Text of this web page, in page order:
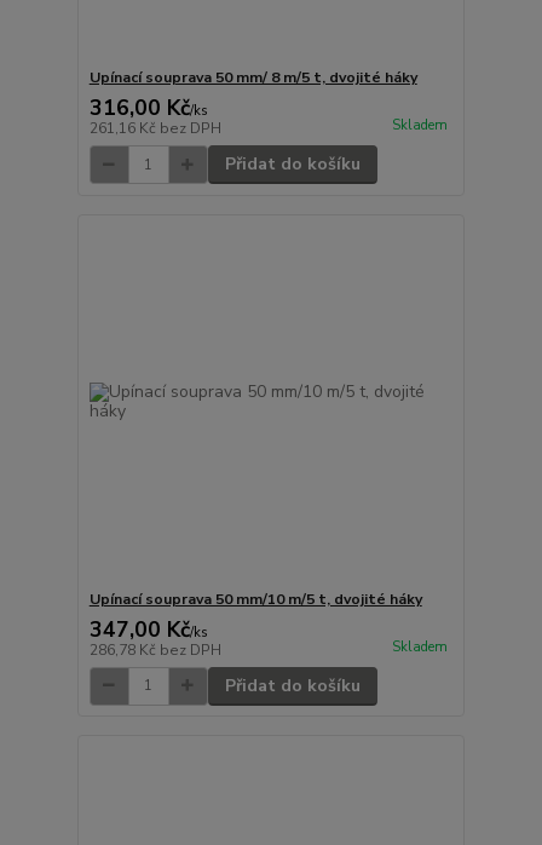
Upínací souprava 50 mm/ 8 m/5 t, dvojité háky
316,00 Kč/ks
261,16 Kč bez DPH Skladem
Přidat do košíku
Upínací souprava 50 mm/10 m/5 t, dvojité háky
347,00 Kč/ks
286,78 Kč bez DPH Skladem
Přidat do košíku